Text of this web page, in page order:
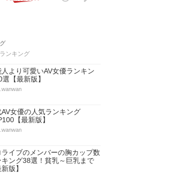
ンキング
より可愛いAV女優ランキン
選【最新版】
AV女優の人気ランキング
【最新版】
ライブのメンバーの胸カップ数
キング38選！貧乳～巨乳まで
新版】